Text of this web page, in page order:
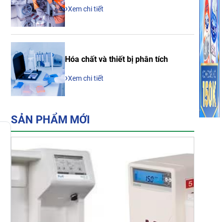
›Xem chi tiết
Hóa chất và thiết bị phân tích
›Xem chi tiết
SẢN PHẨM MỚI